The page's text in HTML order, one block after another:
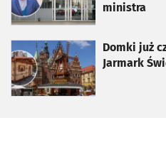
ministra
Domki już
Jarmark
otworzy się w nowej karcie